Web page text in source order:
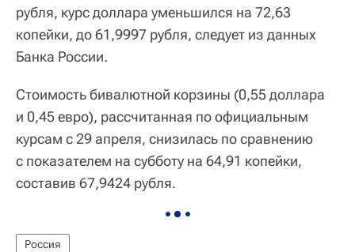
рубля, курс доллара уменьшился на 72,63
копейки, до 61,9997 рубля, следует из данных
Банка России.
Стоимость бивалютной корзины (0,55 доллара
и 0,45 евро), рассчитанная по официальным
курсам с 29 апреля, снизилась по сравнению
с показателем на субботу на 64,91 копейки,
составив 67,9424 рубля.
Россия